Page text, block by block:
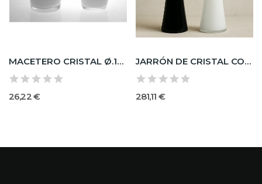
MACETERO CRISTAL Ø.16 X H.19 OPAL
26,22 €
JARRÓN DE CRISTAL CONOIDE B&N
281,11 €